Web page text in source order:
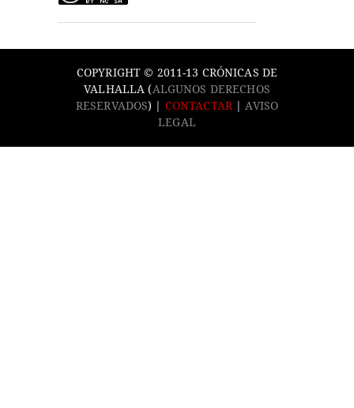
COPYRIGHT © 2011-13 CRÓNICAS DE
VALHALLA (ALGUNOS DERECHOS
RESERVADOS) | CONTACTAR
AVISO
LEGAL